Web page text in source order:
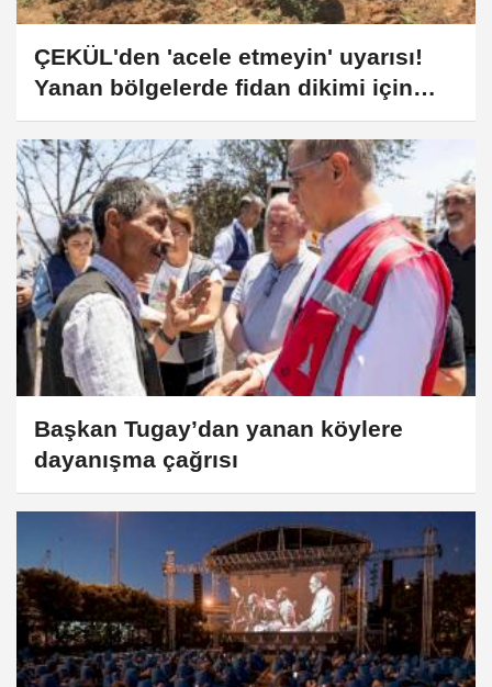
ÇEKÜL'den 'acele etmeyin' uyarısı!
Yanan bölgelerde fidan dikimi için
acele edilmemeli!
Başkan Tugay’dan yanan köylere
dayanışma çağrısı